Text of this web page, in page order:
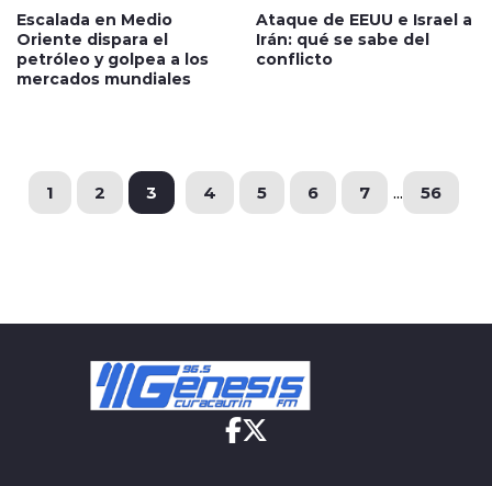
Escalada en Medio
Oriente dispara el
petróleo y golpea a los
mercados mundiales
Ataque de EEUU e Israel a
Irán: qué se sabe del
conflicto
1 2 3 4 5 6 7 ... 56